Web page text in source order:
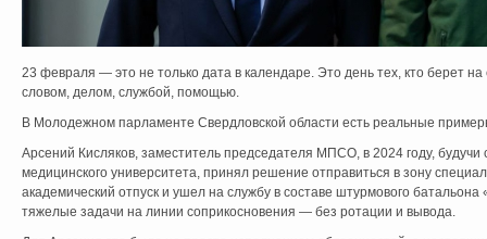
23 февраля — это не только дата в календаре. Это день тех, кто берет
словом, делом, службой, помощью.
В Молодежном парламенте Свердловской области есть реальные
Арсений Кисляков, заместитель председателя МПСО, в 2024 году, будучи
медицинского университета, принял решение отправиться в зону
академический отпуск и ушел на службу в составе штурмового
тяжелые задачи на линии соприкосновения — без ротации и вывода.